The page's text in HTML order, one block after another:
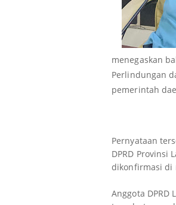
menegaskan
Perlindungan
pemerintah
Pernyataan
DPRD Provinsi
dikonfirmasi di
Anggota DPRD